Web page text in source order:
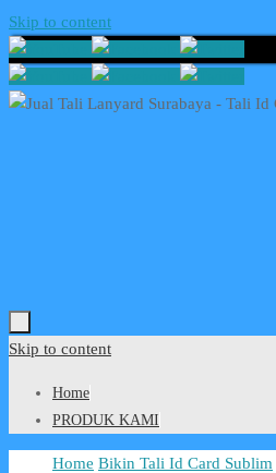
Skip to content
Skip to content
Home
PRODUK KAMI
Home Bikin Tali Id Card Sublim